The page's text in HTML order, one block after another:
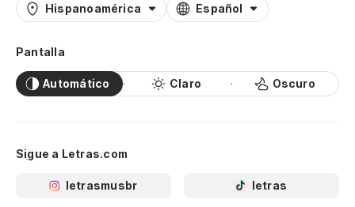
Hispanoamérica Español
Pantalla
Automático Claro Oscuro
Sigue a Letras.com
letrasmusbr letras